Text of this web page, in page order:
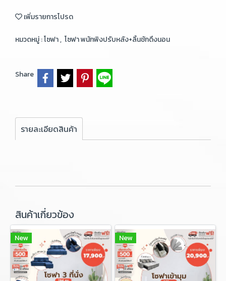
เพิ่มรายการโปรด
หมวดหมู่ :โซฟา, โซฟา พนักพิงปรับหลัง+ลิ้นชักดึงนอน
Share
รายละเอียดสินค้า
สินค้าเกี่ยวข้อง
New New